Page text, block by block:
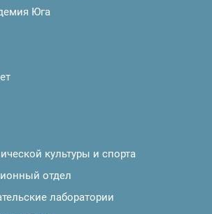
Юга
культуры и спорта
отдел
лаборатории